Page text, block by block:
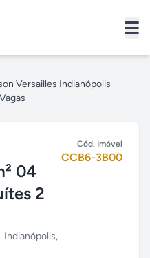
Versailles Indianópolis
04
2
Indianópolis,
Cód. Imóvel
CCB6-3B00